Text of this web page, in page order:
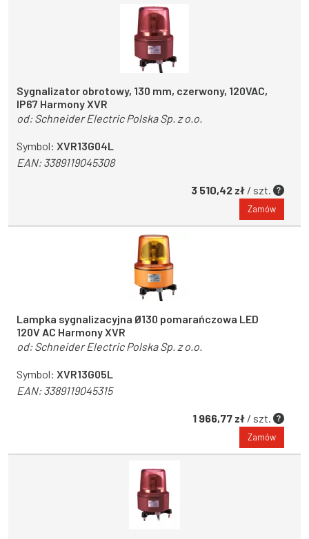
Sygnalizator obrotowy, 130 mm, czerwony, 120VAC,
IP67 Harmony XVR
od:Schneider Electric Polska Sp. z o.o.
Symbol: XVR13G04L
EAN:3389119045308
3 510,42 zł / szt.
Zamów
Lampka sygnalizacyjna Ø130 pomarańczowa LED
120V AC Harmony XVR
od:Schneider Electric Polska Sp. z o.o.
Symbol: XVR13G05L
EAN:3389119045315
1 966,77 zł / szt.
Zamów